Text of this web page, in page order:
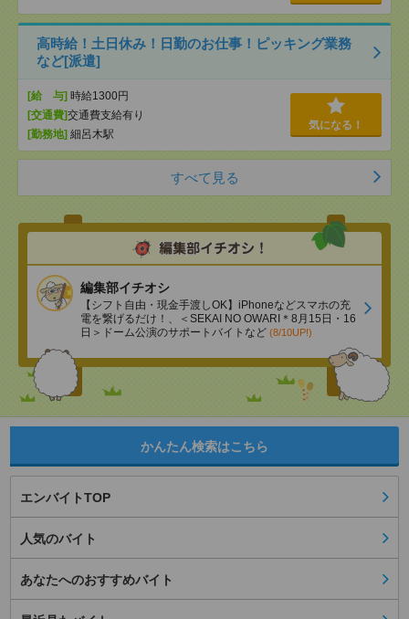
高時給！土日休み！日勤のお仕事！ピッキング業務
など[派遣]
[給 与] 時給1300円
[交通費]交通費支給有り
[勤務地] 細呂木駅
気になる！
すべて見る
編集部イチオシ
【シフト自由・現金手渡しOK】iPhoneなどスマホの充
電を繋げるだけ！、＜SEKAI NO OWARI＊8月15日・16
日＞ドーム公演のサポートバイトなど (8/10UP!)
かんたん検索はこちら
エンバイトTOP
人気のバイト
あなたへのおすすめバイト